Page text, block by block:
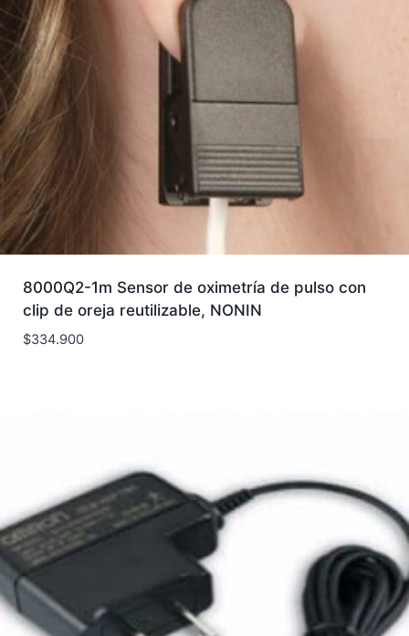
8000Q2-1m Sensor de oximetría de pulso con
clip de oreja reutilizable, NONIN
$334.900